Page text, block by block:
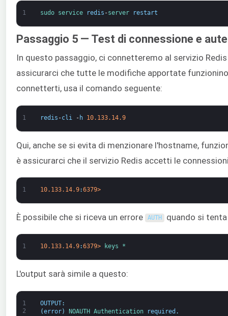
1 sudo service redis -server restart
Passaggio 5 — Test di connessione e
In questo passaggio, ci connetteremo al servizio
assicurarci che tutte le modifiche apportate
connetterti, usa il comando seguente:
1 redis -cli - h 10.133.14.9
Qui, anche se si evita di menzionare l'hostname,
è assicurarci che il servizio Redis accetti le
1 10.133.14.9:6379>
È possibile che si riceva un errore AUTH quando si tenta
1 10.133.14.9:6379> keys *
L'output sarà simile a questo:
1
2
OUTPUT:
(error) NOAUTH Authentication required .